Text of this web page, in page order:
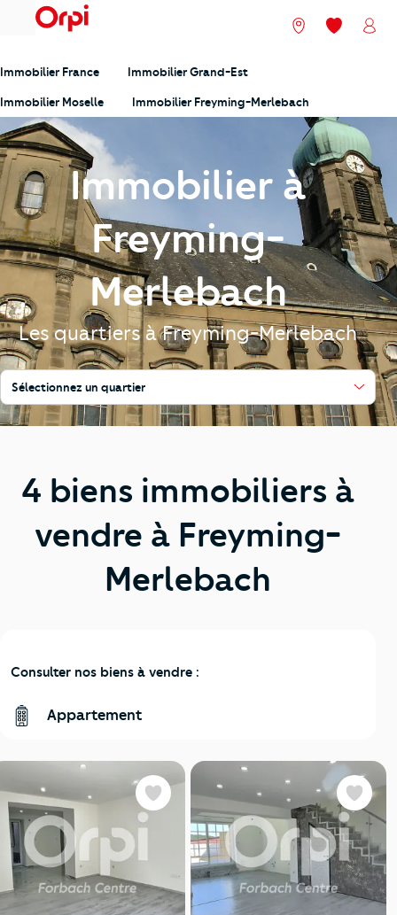
menu Nos agences
Mes
Immobilier France Immobilier Grand-Est
Immobilier Moselle Immobilier Freyming-Merlebach
Immobilier à
Freyming-
Merlebach
Les quartiers à Freyming-Merlebach
Sélectionnez un quartier
4 biens immobiliers à
vendre à Freyming-
Merlebach
Consulter nos biens à vendre :
Appartement
Favoris Favoris